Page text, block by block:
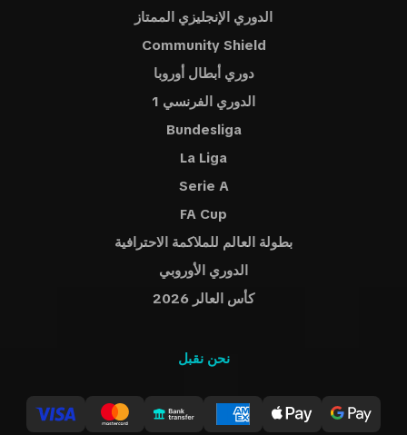
الدوري الإنجليزي الممتاز
Community Shield
دوري أبطال أوروبا
الدوري الفرنسي 1
Bundesliga
La Liga
Serie A
FA Cup
بطولة العالم للملاكمة الاحترافية
الدوري الأوروبي
كأس العالر 2026
نحن نقبل